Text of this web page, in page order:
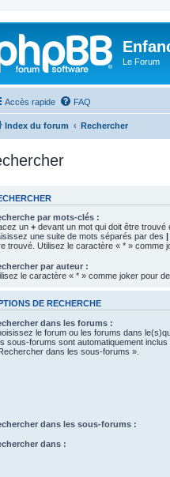
Le Forum
Accès rapide FAQ
Index du forum Rechercher
par mots-clés :
un + devant un mot qui doit être trouvé
une suite de mots séparés par des |
trouvé. Utilisez le caractère « * » comme
par auteur :
le caractère « * » comme joker pour
DE RECHERCHE
dans les forums :
le forum ou les forums dans
sous-forums sont automatiquement
dans les sous-forums ».
dans les sous-forums :
dans :